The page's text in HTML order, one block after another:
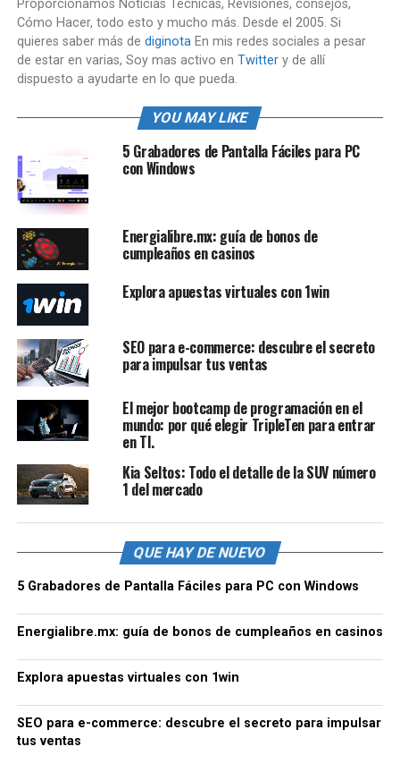
Proporcionamos Noticias Técnicas, Revisiones, consejos,
Cómo Hacer, todo esto y mucho más. Desde el 2005. Si
quieres saber más de diginotaEn mis redes sociales a pesar
de estar en varias, Soy mas activo en Twittery de allí
dispuesto a ayudarte en lo que pueda.
YOU MAY LIKE
5 Grabadores de Pantalla Fáciles para PC
con Windows
Energialibre.mx: guía de bonos de
cumpleaños en casinos
Explora apuestas virtuales con 1win
SEO para e-commerce: descubre el secreto
para impulsar tus ventas
El mejor bootcamp de programación en el
mundo: por qué elegir TripleTen para entrar
en TI.
Kia Seltos: Todo el detalle de la SUV número
1 del mercado
QUE HAY DE NUEVO
5 Grabadores de Pantalla Fáciles para PC con Windows
Energialibre.mx: guía de bonos de cumpleaños en casinos
Explora apuestas virtuales con 1win
SEO para e-commerce: descubre el secreto para impulsar
tus ventas